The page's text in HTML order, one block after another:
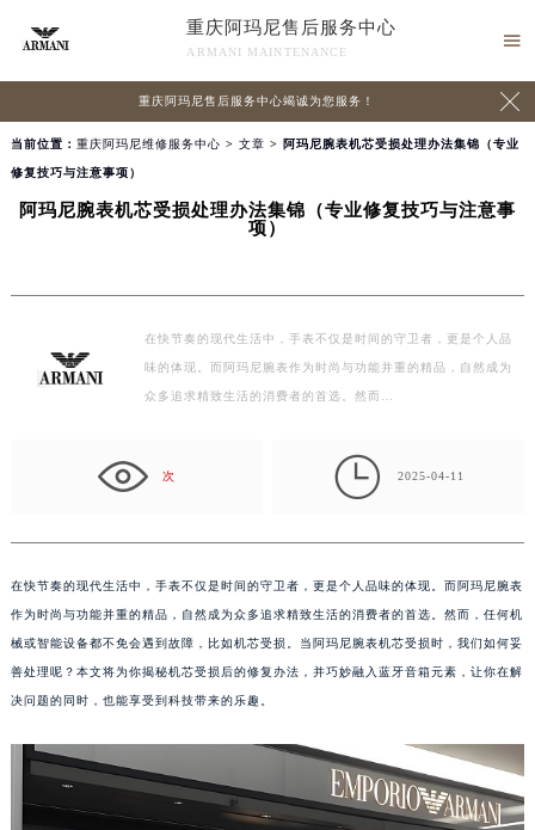
重庆阿玛尼售后服务中心
ARMANI MAINTENANCE

重庆阿玛尼售后服务中心竭诚为您服务！ 
当前位置： 重庆阿玛尼维修服务中心 > 文章 > 阿玛尼腕表机芯受损处理办法集锦（专业
修复技巧与注意事项）
阿玛尼腕表机芯受损处理办法集锦（专业修复技巧与注意事
项）
在快节奏的现代生活中，手表不仅是时间的守卫者，更是个人品
味的体现。而阿玛尼腕表作为时尚与功能并重的精品，自然成为
众多追求精致生活的消费者的首选。然而…
次  2025-04-11
在快节奏的现代生活中，手表不仅是时间的守卫者，更是个人品味的体现。而阿玛尼腕表
作为时尚与功能并重的精品，自然成为众多追求精致生活的消费者的首选。然而，任何机
械或智能设备都不免会遇到故障，比如机芯受损。当阿玛尼腕表机芯受损时，我们如何妥
善处理呢？本文将为你揭秘机芯受损后的修复办法，并巧妙融入蓝牙音箱元素，让你在解
决问题的同时，也能享受到科技带来的乐趣。